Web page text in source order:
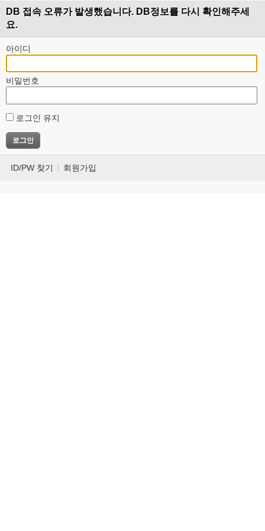
DB 접속 오류가 발생했습니다. DB정보를 다시 확인해주세
요.
아이디
비밀번호
로그인 유지
ID/PW 찾기 회원가입